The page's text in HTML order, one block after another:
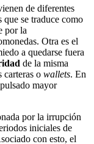
de diferentes
que se traduce como
por la
Otra es el
a quedarse fuera
de la misma
carteras o wallets. En
mayor
por la irrupción
iniciales de
con esto, el